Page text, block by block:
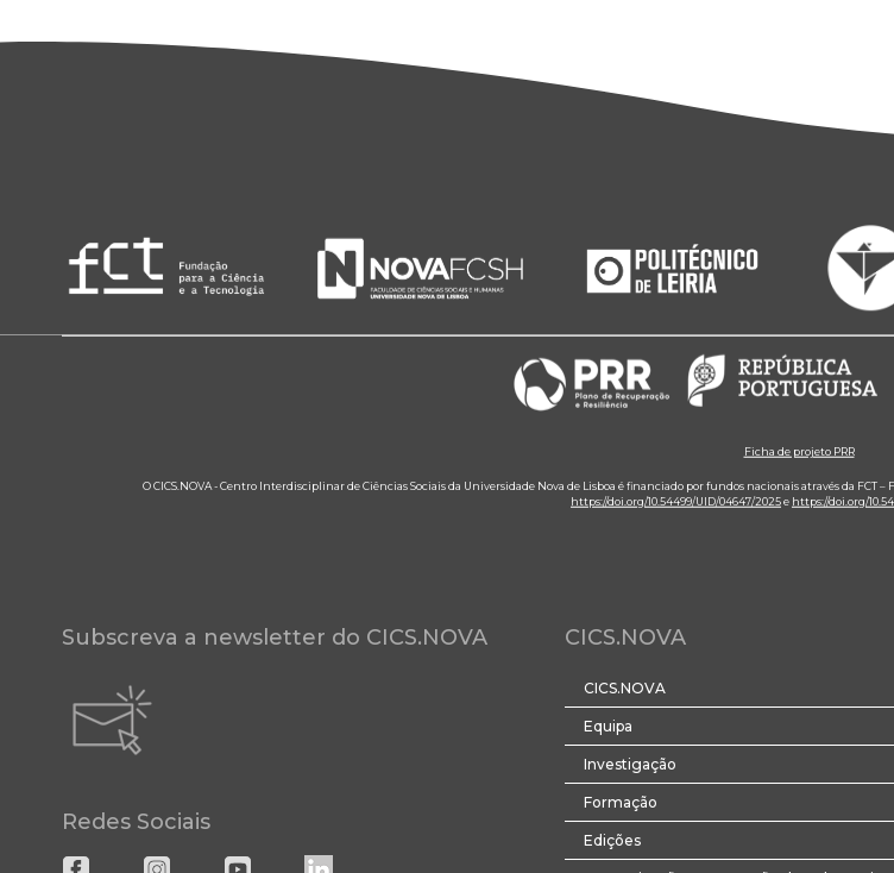
Ficha de projeto PRR
O CICS.NOVA - Centro Interdisciplinar de Ciências Sociais da Universidade Nova de Lisboa é financiado por fundos nacionais através da FCT
https://doi.org/10.54499/UID/04647/2025e https://doi.org/
Subscreva a newsletter do CICS.NOVA
Redes Sociais
CICS.NOVA
CICS.NOVA
Equipa
Investigação
Formação
Edições